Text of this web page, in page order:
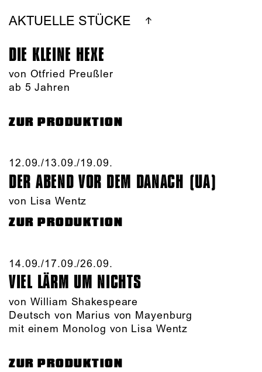
AKTUELLE STÜCKE
DIE KLEINE HEXE
von Otfried Preußler
ab 5 Jahren
ZUR PRODUKTION
12.09./​13.09./​19.09.​
DER ABEND VOR DEM DANACH (UA)
von Lisa Wentz
ZUR PRODUKTION
14.09./​17.09./​26.09.​
VIEL LÄRM UM NICHTS
von William Shakespeare
Deutsch von Marius von Mayenburg
mit einem Monolog von Lisa Wentz
ZUR PRODUKTION